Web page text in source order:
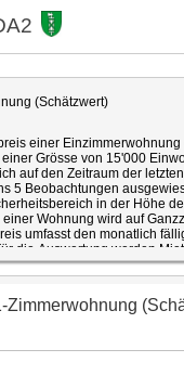
(Schätzwert)
einer
Grösse von 15'000
auf den Zeitraum der
5 Beobachtungen
in der Höhe
Wohnung wird auf
umfasst den monatlich
die Auswertung werden
stammen
Die Strukturerhebung
die mindestens
zu verbessern. Die